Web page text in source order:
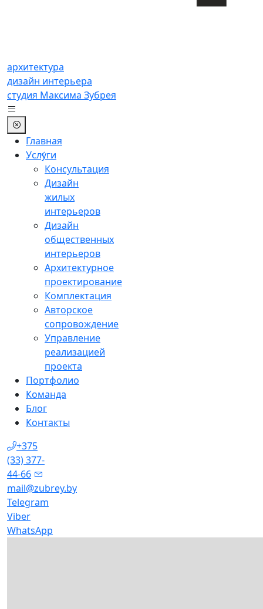
архитектура
дизайн интерьера
студия Максима Зубрея
Главная
Услуги
Консультация
Дизайн
жилых
интерьеров
Дизайн
общественных
интерьеров
Архитектурное
проектирование
Комплектация
Авторское
сопровождение
Управление
реализацией
проекта
Портфолио
Команда
Блог
Контакты
+375
(33) 377-
44-66
mail@zubrey.by
Telegram
Viber
WhatsApp